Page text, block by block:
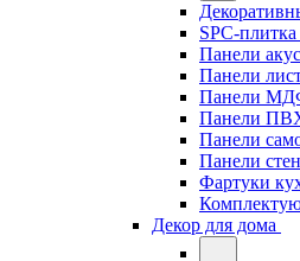
SPC-плитка
Панели
Панели
Панели
Панели
Панели
Панели
Фартуки
Декор для дома